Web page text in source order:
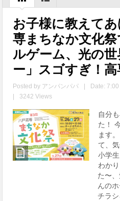
お子様に教えて
専まちなか文化
ルゲーム、光の
ー」スゴすぎ！高
Posted by アンパンパパ Date: 7:00
3242 Views
自分
た！
ます
て、
小学
わか
た〜
んの
チラ